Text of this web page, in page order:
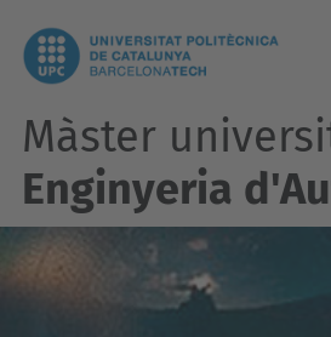
Màster
Enginyeria